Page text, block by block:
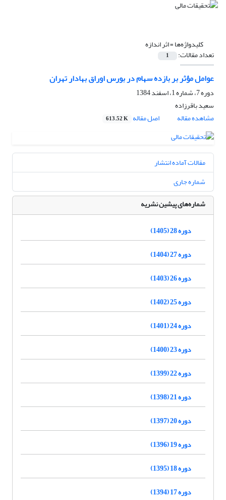
کلیدواژه‌ها =اثر اندازه
تعداد مقالات: 1
عوامل مؤثر بر بازده سهام در بورس اوراق بهادار تهران
دوره 7، شماره 1، اسفند 1384
سعید باقرزاده
مشاهده مقاله
اصل مقاله 613.52 K
مقالات آماده انتشار
شماره جاری
شماره‌های پیشین نشریه
دوره 28 (1405)
دوره 27 (1404)
دوره 26 (1403)
دوره 25 (1402)
دوره 24 (1401)
دوره 23 (1400)
دوره 22 (1399)
دوره 21 (1398)
دوره 20 (1397)
دوره 19 (1396)
دوره 18 (1395)
دوره 17 (1394)